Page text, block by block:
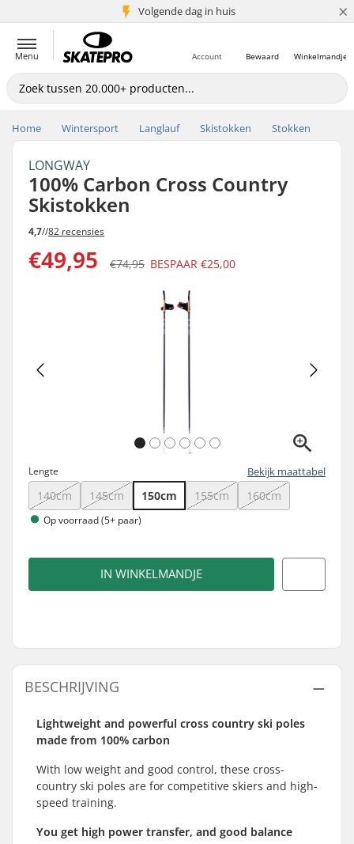
Volgende dag in huis
5+ mln. klanten ×
Menu Winkelmandje
Bewaard
Account
Home Wintersport Langlauf Skistokken Stokken
LONGWAY
100% Carbon Cross Country
Skistokken
4,7//82 recensies
€49,95 €74,95 BESPAAR €25,00
Lengte Bekijk maattabel
140cm 145cm 150cm 155cm 160cm
Op voorraad (5+ paar)
IN WINKELMANDJE
BESCHRIJVING
Lightweight and powerful cross country ski poles
made from 100% carbon
With low weight and good control, these cross-
country ski poles are for competitive skiers and high-
speed training.
You get high power transfer, and good balance